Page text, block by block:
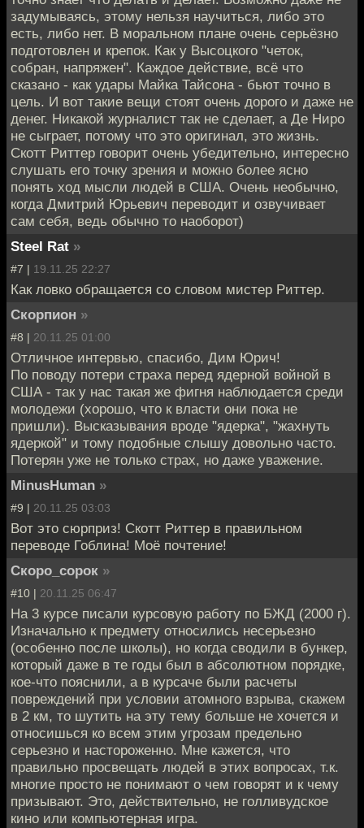
задумываясь, этому нельзя научиться, либо это
есть, либо нет. В моральном плане очень серьёзно
подготовлен и крепок. Как у Высоцкого "четок,
собран, напряжен". Каждое действие, всё что
сказано - как удары Майка Тайсона - бьют точно в
цель. И вот такие вещи стоят очень дорого и даже не
денег. Никакой журналист так не сделает, а Де Ниро
не сыграет, потому что это оригинал, это жизнь.
Скотт Риттер говорит очень убедительно, интересно
слушать его точку зрения и можно более ясно
понять ход мысли людей в США. Очень необычно,
когда Дмитрий Юрьевич переводит и озвучивает
сам себя, ведь обычно то наоборот)
Steel Rat »
#7 | 19.11.25 22:27
Как ловко обращается со словом мистер Риттер.
Скорпион »
#8 | 20.11.25 01:00
Отличное интервью, спасибо, Дим Юрич!
По поводу потери страха перед ядерной войной в
США - так у нас такая же фигня наблюдается среди
молодежи (хорошо, что к власти они пока не
пришли). Высказывания вроде "ядерка", "жахнуть
ядеркой" и тому подобные слышу довольно часто.
Потерян уже не только страх, но даже уважение.
MinusHuman »
#9 | 20.11.25 03:03
Вот это сюрприз! Скотт Риттер в правильном
переводе Гоблина! Моё почтение!
Скоро_сорок »
#10 | 20.11.25 06:47
На 3 курсе писали курсовую работу по БЖД (2000 г).
Изначально к предмету относились несерьезно
(особенно после школы), но когда сводили в бункер,
который даже в те годы был в абсолютном порядке,
кое-что пояснили, а в курсаче были расчеты
повреждений при условии атомного взрыва, скажем
в 2 км, то шутить на эту тему больше не хочется и
относишься ко всем этим угрозам предельно
серьезно и настороженно. Мне кажется, что
правильно просвещать людей в этих вопросах, т.к.
многие просто не понимают о чем говорят и к чему
призывают. Это, действительно, не голливудское
кино или компьютерная игра.